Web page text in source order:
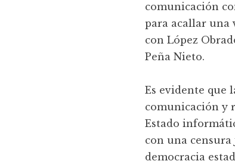
comunicación
para acallar una
con López
Peña Nieto.
Es evidente que
comunicación y
Estado
con una
democracia